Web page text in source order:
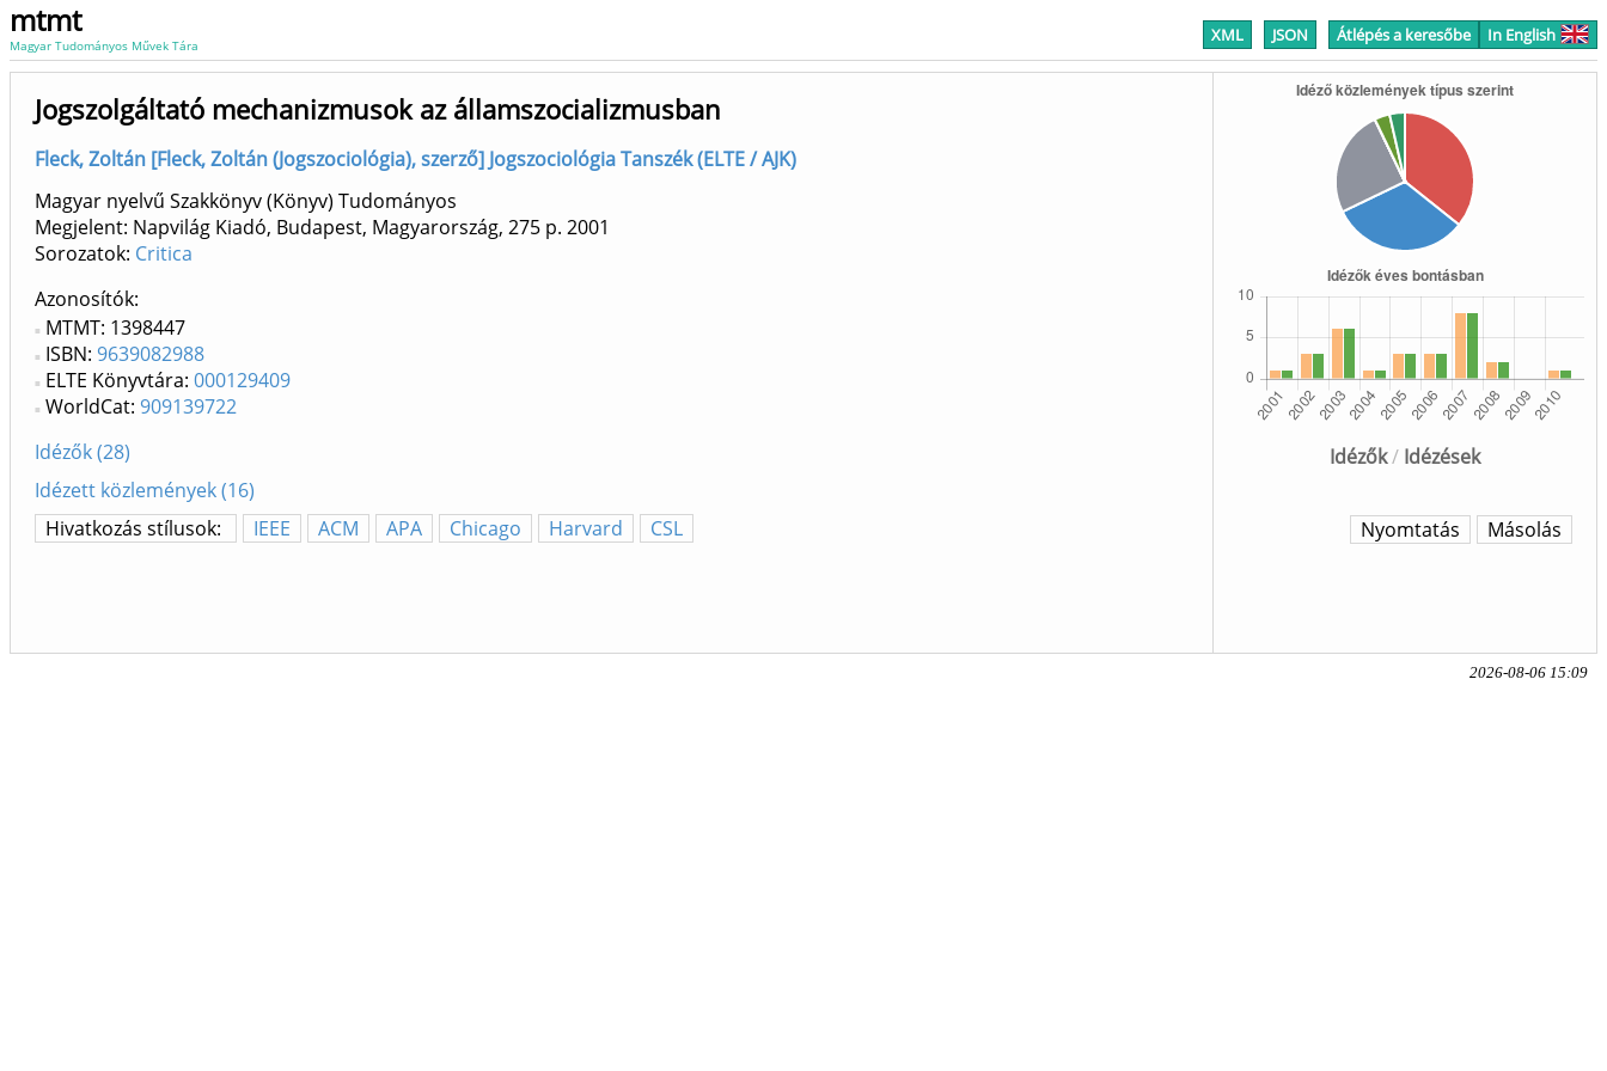
mtmt
Magyar Tudományos Művek Tára XML JSON Átlépés a keresőbe In English
Idézők/ Idézések
Jogszolgáltató mechanizmusok az államszocializmusban
Fleck, Zoltán [Fleck, Zoltán (Jogszociológia), szerző] Jogszociológia Tanszék (ELTE / AJK)
Magyar nyelvű Szakkönyv (Könyv) Tudományos
Megjelent: Napvilág Kiadó, Budapest, Magyarország, 275 p. 2001
Sorozatok: Critica
Azonosítók
MTMT: 1398447
ISBN: 9639082988
ELTE Könyvtára: 000129409
WorldCat: 909139722
Idézők (28)
Idézett közlemények (16)
Hivatkozás stílusok:
IEEE ACM APA Chicago Harvard CSL Másolás
Nyomtatás
2026-08-06 15:09